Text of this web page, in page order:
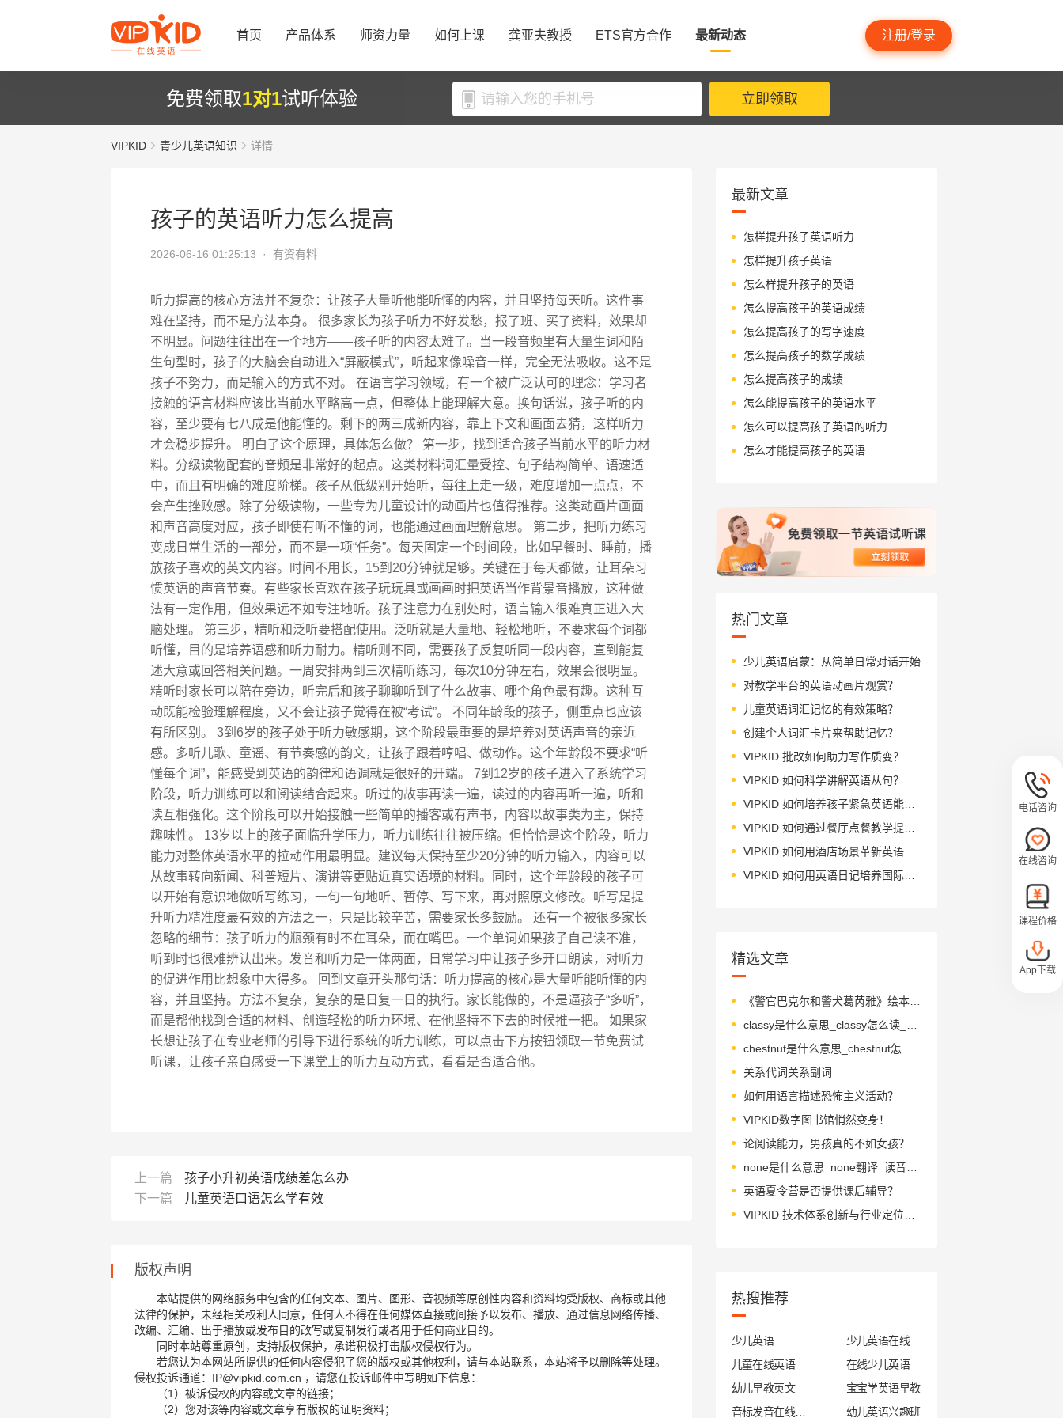
首页 产品体系 师资力量 如何上课 龚亚夫教授 ETS官方合作 最新动态 注册/登录
免费领取1对1试听体验 立即领取
VIPKID 青少儿英语知识 详情
孩子的英语听力怎么提高
2026-06-16 01:25:13 · 有资有料
听力提高的核心方法并不复杂：让孩子大量听他能听懂的内容，并且坚持每天听。这件事
难在坚持，而不是方法本身。 很多家长为孩子听力不好发愁，报了班、买了资料，效果却
不明显。问题往往出在一个地方——孩子听的内容太难了。当一段音频里有大量生词和陌
生句型时，孩子的大脑会自动进入“屏蔽模式”，听起来像噪音一样，完全无法吸收。这不是
孩子不努力，而是输入的方式不对。 在语言学习领域，有一个被广泛认可的理念：学习者
接触的语言材料应该比当前水平略高一点，但整体上能理解大意。换句话说，孩子听的内
容，至少要有七八成是他能懂的。剩下的两三成新内容，靠上下文和画面去猜，这样听力
才会稳步提升。 明白了这个原理，具体怎么做？ 第一步，找到适合孩子当前水平的听力材
料。分级读物配套的音频是非常好的起点。这类材料词汇量受控、句子结构简单、语速适
中，而且有明确的难度阶梯。孩子从低级别开始听，每往上走一级，难度增加一点点，不
会产生挫败感。除了分级读物，一些专为儿童设计的动画片也值得推荐。这类动画片画面
和声音高度对应，孩子即使有听不懂的词，也能通过画面理解意思。 第二步，把听力练习
变成日常生活的一部分，而不是一项“任务”。每天固定一个时间段，比如早餐时、睡前，播
放孩子喜欢的英文内容。时间不用长，15到20分钟就足够。关键在于每天都做，让耳朵习
惯英语的声音节奏。有些家长喜欢在孩子玩玩具或画画时把英语当作背景音播放，这种做
法有一定作用，但效果远不如专注地听。孩子注意力在别处时，语言输入很难真正进入大
脑处理。 第三步，精听和泛听要搭配使用。泛听就是大量地、轻松地听，不要求每个词都
听懂，目的是培养语感和听力耐力。精听则不同，需要孩子反复听同一段内容，直到能复
述大意或回答相关问题。一周安排两到三次精听练习，每次10分钟左右，效果会很明显。
精听时家长可以陪在旁边，听完后和孩子聊聊听到了什么故事、哪个角色最有趣。这种互
动既能检验理解程度，又不会让孩子觉得在被“考试”。 不同年龄段的孩子，侧重点也应该
有所区别。 3到6岁的孩子处于听力敏感期，这个阶段最重要的是培养对英语声音的亲近
感。多听儿歌、童谣、有节奏感的韵文，让孩子跟着哼唱、做动作。这个年龄段不要求“听
懂每个词”，能感受到英语的韵律和语调就是很好的开端。 7到12岁的孩子进入了系统学习
阶段，听力训练可以和阅读结合起来。听过的故事再读一遍，读过的内容再听一遍，听和
读互相强化。这个阶段可以开始接触一些简单的播客或有声书，内容以故事类为主，保持
趣味性。 13岁以上的孩子面临升学压力，听力训练往往被压缩。但恰恰是这个阶段，听力
能力对整体英语水平的拉动作用最明显。建议每天保持至少20分钟的听力输入，内容可以
从故事转向新闻、科普短片、演讲等更贴近真实语境的材料。同时，这个年龄段的孩子可
以开始有意识地做听写练习，一句一句地听、暂停、写下来，再对照原文修改。听写是提
升听力精准度最有效的方法之一，只是比较辛苦，需要家长多鼓励。 还有一个被很多家长
忽略的细节：孩子听力的瓶颈有时不在耳朵，而在嘴巴。一个单词如果孩子自己读不准，
听到时也很难辨认出来。发音和听力是一体两面，日常学习中让孩子多开口朗读，对听力
的促进作用比想象中大得多。 回到文章开头那句话：听力提高的核心是大量听能听懂的内
容，并且坚持。方法不复杂，复杂的是日复一日的执行。家长能做的，不是逼孩子“多听”，
而是帮他找到合适的材料、创造轻松的听力环境、在他坚持不下去的时候推一把。 如果家
长想让孩子在专业老师的引导下进行系统的听力训练，可以点击下方按钮领取一节免费试
听课，让孩子亲自感受一下课堂上的听力互动方式，看看是否适合他。
上一篇
孩子小升初英语成绩差怎么办
下一篇
儿童英语口语怎么学有效
版权声明
本站提供的网络服务中包含的任何文本、图片、图形、音视频等原创性内容和资料均受版权、商标或其他
法律的保护，未经相关权利人同意，任何人不得在任何媒体直接或间接予以发布、播放、通过信息网络传播、
改编、汇编、出于播放或发布目的改写或复制发行或者用于任何商业目的。
同时本站尊重原创，支持版权保护，承诺积极打击版权侵权行为。
若您认为本网站所提供的任何内容侵犯了您的版权或其他权利，请与本站联系，本站将予以删除等处理。
侵权投诉通道：IP@vipkid.com.cn ，请您在投诉邮件中写明如下信息：
（1）被诉侵权的内容或文章的链接；
（2）您对该等内容或文章享有版权的证明资料；
最新文章
怎样提升孩子英语听力
怎样提升孩子英语
怎么样提升孩子的英语
怎么提高孩子的英语成绩
怎么提高孩子的写字速度
怎么提高孩子的数学成绩
怎么提高孩子的成绩
怎么能提高孩子的英语水平
怎么可以提高孩子英语的听力
怎么才能提高孩子的英语
热门文章
少儿英语启蒙：从简单日常对话开始
对教学平台的英语动画片观赏？
儿童英语词汇记忆的有效策略？
创建个人词汇卡片来帮助记忆？
VIPKID 批改如何助力写作质变？
VIPKID 如何科学讲解英语从句？
VIPKID 如何培养孩子紧急英语能力？
VIPKID 如何通过餐厅点餐教学提升少儿英语应用能力？
VIPKID 如何用酒店场景革新英语教学？
VIPKID 如何用英语日记培养国际化人才？
精选文章
《警官巴克尔和警犬葛芮雅》绘本简介
关系代词关系副词
如何用语言描述恐怖主义活动？
VIPKID数字图书馆悄然变身！
none是什么意思_none翻译_读音_用法_翻译
英语夏令营是否提供课后辅导？
热搜推荐
少儿英语
少儿英语在线
儿童在线英语
在线少儿英语
幼儿早教英文
宝宝学英语早教
幼儿英语兴趣班
电话咨询
在线咨询
课程价格
App下载